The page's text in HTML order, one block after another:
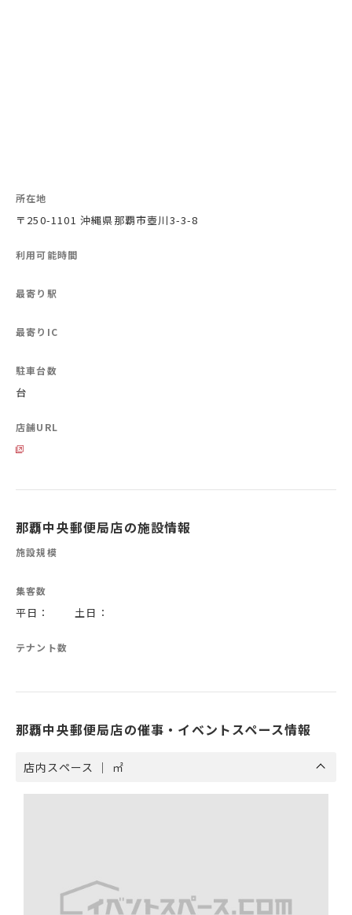
所在地
〒250-1101 沖縄県那覇市壺川3-3-8
利用可能時間
最寄り駅
最寄りIC
駐車台数
台
店舗URL
那覇中央郵便局店の施設情報
施設規模
集客数
平日： 土日：
テナント数
那覇中央郵便局店の催事・イベントスペース情報
店内スペース ｜ ㎡